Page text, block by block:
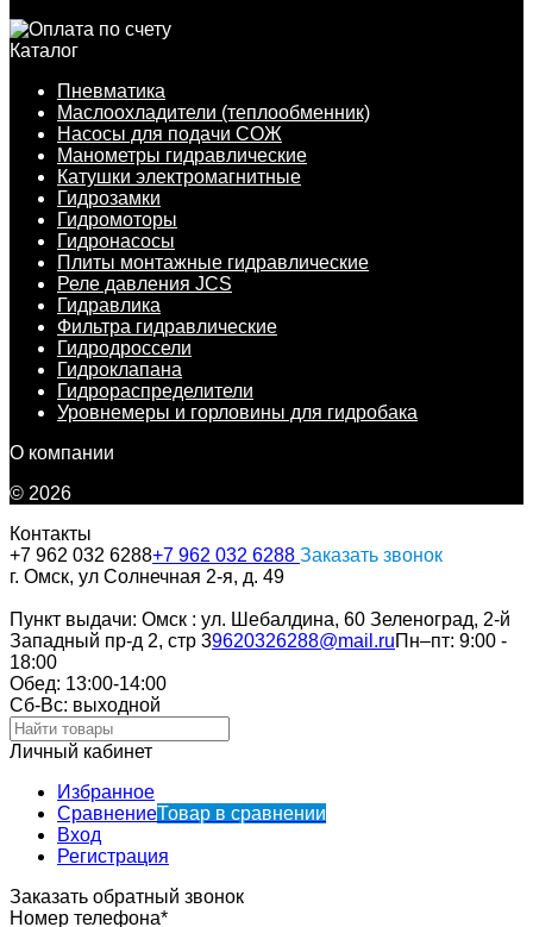
Каталог
Пневматика
Маслоохладители (теплообменник)
Насосы для подачи СОЖ
Манометры гидравлические
Катушки электромагнитные
Гидрозамки
Гидромоторы
Гидронасосы
Плиты монтажные гидравлические
Реле давления JCS
Гидравлика
Фильтра гидравлические
Гидродроссели
Гидроклапана
Гидрораспределители
Уровнемеры и горловины для гидробака
О компании
© 2026
Контакты
+7 962 032 6288+7 962 032 6288 Заказать звонок
г. Омск, ул Солнечная 2-я, д. 49
Пункт выдачи: Омск : ул. Шебалдина, 60 Зеленоград, 2-й
Западный пр-д 2, стр 39620326288@mail.ruПн–пт: 9:00 -
18:00
Обед: 13:00-14:00
Cб-Вс: выходной
Личный кабинет
Избранное
СравнениеТовар в сравнении
Вход
Регистрация
Заказать обратный звонок
Номер телефона*